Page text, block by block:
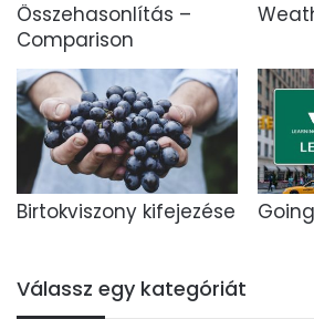
Összehasonlítás –
Comparison
Birtokviszony kifejezése
Válassz egy kategóriát